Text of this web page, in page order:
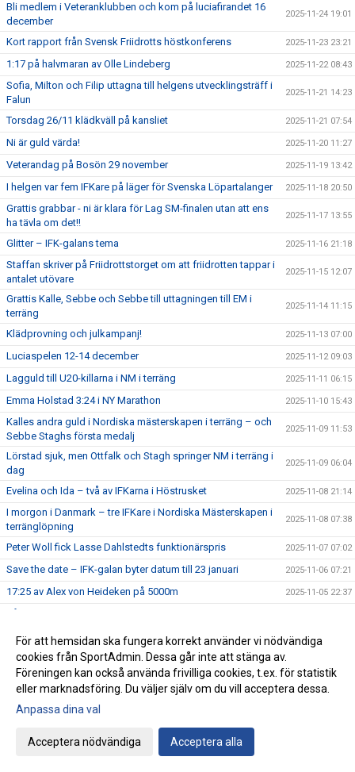
Bli medlem i Veteranklubben och kom på luciafirandet 16
december
2025-11-24 19:01
Kort rapport från Svensk Friidrotts höstkonferens 2025-11-23 23:21
1:17 på halvmaran av Olle Lindeberg 2025-11-22 08:43
Sofia, Milton och Filip uttagna till helgens utvecklingsträff i
Falun
2025-11-21 14:23
Torsdag 26/11 klädkväll på kansliet 2025-11-21 07:54
Ni är guld värda! 2025-11-20 11:27
Veterandag på Bosön 29 november 2025-11-19 13:42
I helgen var fem IFKare på läger för Svenska Löpartalanger 2025-11-18 20:50
Grattis grabbar - ni är klara för Lag SM-finalen utan att ens
ha tävla om det!!
2025-11-17 13:55
Glitter – IFK-galans tema 2025-11-16 21:18
Staffan skriver på Friidrottstorget om att friidrotten tappar i
antalet utövare
2025-11-15 12:07
Grattis Kalle, Sebbe och Sebbe till uttagningen till EM i
terräng
2025-11-14 11:15
Klädprovning och julkampanj! 2025-11-13 07:00
Luciaspelen 12-14 december 2025-11-12 09:03
Lagguld till U20-killarna i NM i terräng 2025-11-11 06:15
Emma Holstad 3:24 i NY Marathon 2025-11-10 15:43
Kalles andra guld i Nordiska mästerskapen i terräng – och
Sebbe Staghs första medalj
2025-11-09 11:53
Lörstad sjuk, men Ottfalk och Stagh springer NM i terräng i
dag
2025-11-09 06:04
Evelina och Ida – två av IFKarna i Höstrusket 2025-11-08 21:14
I morgon i Danmark – tre IFKare i Nordiska Mästerskapen i
terränglöpning
2025-11-08 07:38
Peter Woll fick Lasse Dahlstedts funktionärspris 2025-11-07 07:02
Save the date – IFK-galan byter datum till 23 januari 2025-11-06 07:21
17:25 av Alex von Heideken på 5000m 2025-11-05 22:37
Årets fjärde Bulle är ute nu 2025-11-03 07:22
IFK tia i SM-pokalen 2025-11-02 23:22
Emma Holstad 1:35 på halvmaran
Terräng-SM: 18 IFK Lidingö-lag i Mix-stafetten
Terräng-SM: Luddes sista lopp i IFKs blåvita tävlingsdräkt
Terräng-SM: Tilda sjua i F15
För att hemsidan ska fungera korrekt använder vi nödvändiga
cookies från SportAdmin. Dessa går inte att stänga av.
Föreningen kan också använda frivilliga cookies, t.ex. för statistik
eller marknadsföring. Du väljer själv om du vill acceptera dessa.
Anpassa dina val
Acceptera nödvändiga Acceptera alla